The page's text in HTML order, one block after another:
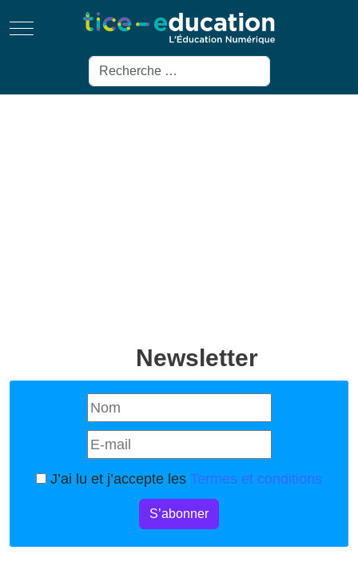
Mobile Menu Toggle
Rechercher
Newsletter
J’ai lu et j’accepte les Termes et conditions
S’abonner